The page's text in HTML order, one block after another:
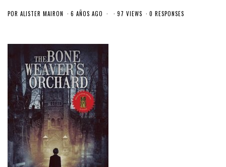
POR ALISTER MAIRON 6 AÑOS AGO 97 VIEWS 0 RESPONSES